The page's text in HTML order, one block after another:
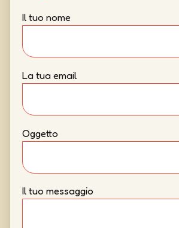
Il tuo nome
La tua email
Oggetto
Il tuo messaggio